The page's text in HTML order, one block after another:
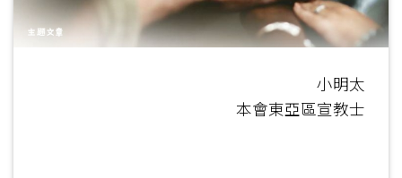
小明太
本會東亞區宣教士